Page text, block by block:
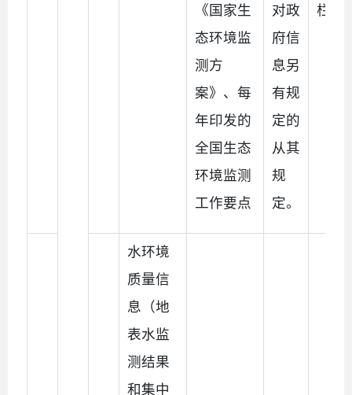
《国家生
态环境监
测方
案》、每
年印发的
全国生态
环境监测
工作要点
对政
府信
息另
有规
定的
从其
规
定。
栏
水环境
质量信
息（地
表水监
测结果
和集中